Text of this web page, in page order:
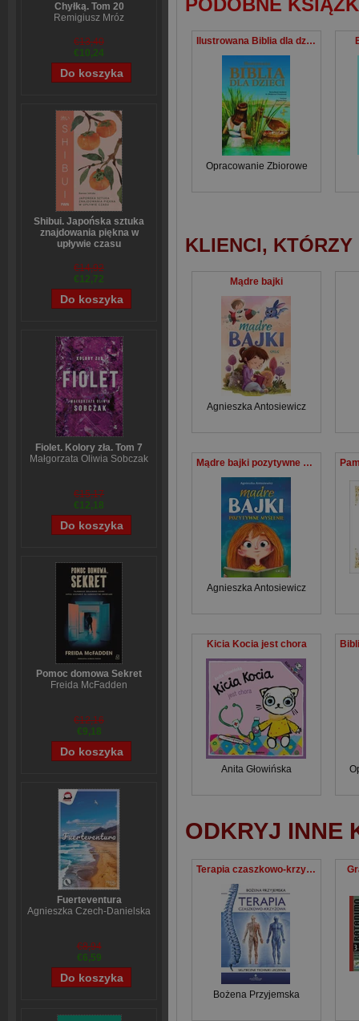
Chyłką. Tom 20
Remigiusz Mróz
€13,40
€10,24
Shibui. Japońska sztuka
znajdowania piękna w
upływie czasu
€14,92
€12,72
Fiolet. Kolory zła. Tom 7
Małgorzata Oliwia Sobczak
€15,17
€12,18
Pomoc domowa Sekret
Freida McFadden
€12,16
€9,18
Fuerteventura
Agnieszka Czech-Danielska
€8,94
€6,59
PODOBNE
Ilustrowana Biblia dla dzieci
Opracowanie Zbiorowe
KLIENCI,
Mądre bajki
Agnieszka Antosiewicz
Mądre bajki pozytywne myślenie
Agnieszka Antosiewicz
Kicia Kocia jest chora
Anita Głowińska
ODKRYJ INNE
Terapia czaszkowo-krzyżowa Skuteczne techniki leczenia
Bożena Przyjemska